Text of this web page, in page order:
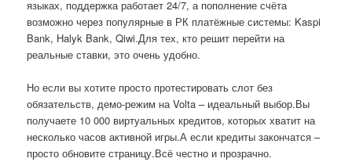
языках, поддержка работает 24/7, а пополнение счёта
возможно через популярные в РК платёжные системы: Kaspi
Bank, Halyk Bank, Qiwi.Для тех, кто решит перейти на
реальные ставки, это очень удобно.
Но если вы хотите просто протестировать слот без
обязательств, демо-режим на Volta – идеальный выбор.Вы
получаете 10 000 виртуальных кредитов, которых хватит на
несколько часов активной игры.А если кредиты закончатся –
просто обновите страницу.Всё честно и прозрачно.